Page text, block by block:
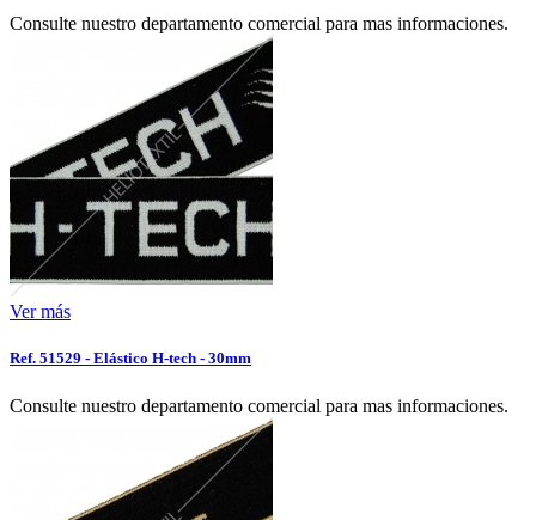
Consulte nuestro departamento comercial para mas informaciones.
Ver más
Ref. 51529 - Elástico H-tech - 30mm
Consulte nuestro departamento comercial para mas informaciones.